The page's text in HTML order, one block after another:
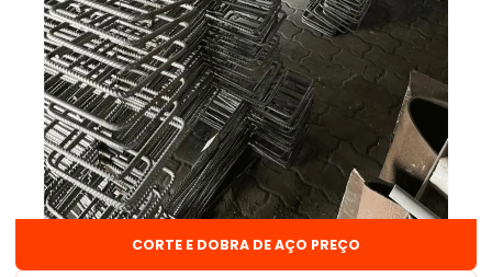
Arame solda mig
Arame solda mig 0 8
Arame solda mig 1 0
Arame solda mig 1 0 15kg
Arame solda mig com gás
Arame solda mig sem gásCORTE E DOBRA DE AÇO PREÇO